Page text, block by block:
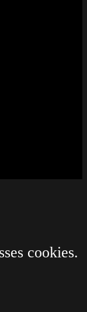
cookies.